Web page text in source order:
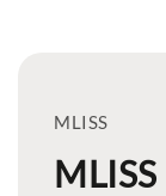
MLISS